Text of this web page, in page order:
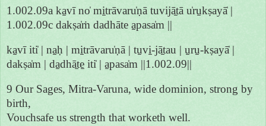
1.002.09a ka̱vī no̍ mi̱trāvaru̍ṇā tuvijā̱tā u̍ru̱kṣayā̍ |
1.002.09c dakṣa̍ṁ dadhāte a̱pasa̍m ||
ka̱vī iti̍ | na̱ḥ | mi̱trāvaru̍ṇā | tu̱vi̱-jā̱tau | u̱ru̱-kṣayā̍ |
dakṣa̍m | da̱dhā̱te̱ iti̍ | a̱pasa̍m ||1.002.09||
9 Our Sages, Mitra-Varuna, wide dominion, strong by
birth,
Vouchsafe us strength that worketh well.